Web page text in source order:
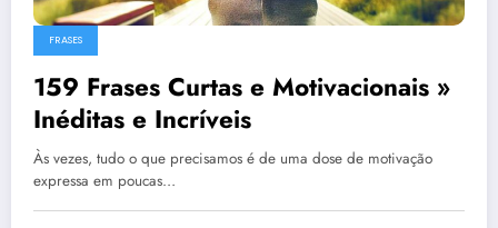
FRASES
159 Frases Curtas e Motivacionais »
Inéditas e Incríveis
Às vezes, tudo o que precisamos é de uma dose de motivação
expressa em poucas…